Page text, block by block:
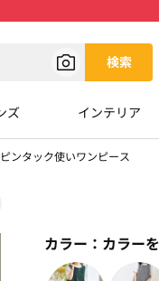
検索
ズ インテリア
ンタック使いワンピース
カラー： カラー